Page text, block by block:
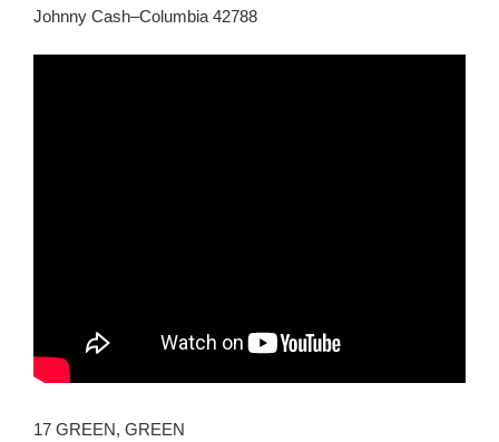
Johnny Cash–Columbia 42788
17 GREEN, GREEN